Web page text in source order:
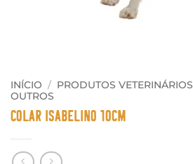
INÍCIO / PRODUTOS VETERINÁRIOS
OUTROS
Colar Isabelino 10cm